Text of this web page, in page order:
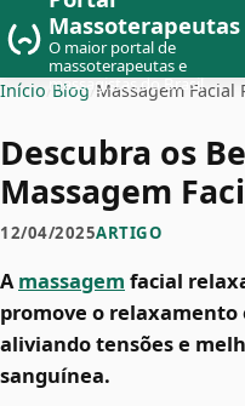
Massoterapeutas
O maior portal de
massoterapeutas e
massagistas do Brasil
Início Blog/Massagem Facial
Descubra os
Massagem
12/04/2025ARTIGO
Amassagem facial
promove o relaxamento
aliviando tensões e
sanguínea.